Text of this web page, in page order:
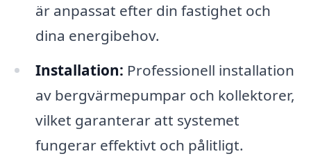
är anpassat efter din fastighet och
dina energibehov.
Installation: Professionell installation
av bergvärmepumpar och kollektorer,
vilket garanterar att systemet
fungerar effektivt och pålitligt.